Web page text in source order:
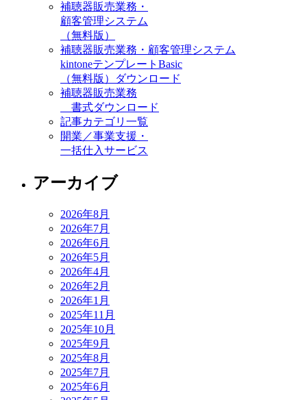
補聴器販売業務・
顧客管理システム
（無料版）
補聴器販売業務・顧客管理システム
kintoneテンプレートBasic
（無料版）ダウンロード
補聴器販売業務
書式ダウンロード
記事カテゴリ一覧
開業／事業支援・
一括仕入サービス
アーカイブ
2026年8月
2026年7月
2026年6月
2026年5月
2026年4月
2026年2月
2026年1月
2025年11月
2025年10月
2025年9月
2025年8月
2025年7月
2025年6月